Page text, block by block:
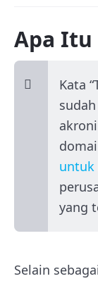
Apa Itu
Kata
untuk
yang
Selain